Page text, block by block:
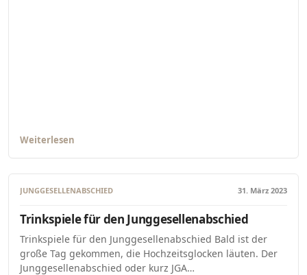
Weiterlesen
JUNGGESELLENABSCHIED 31. März 2023
Trinkspiele für den Junggesellenabschied
Trinkspiele für den Junggesellenabschied Bald ist der
große Tag gekommen, die Hochzeitsglocken läuten. Der
Junggesellenabschied oder kurz JGA…